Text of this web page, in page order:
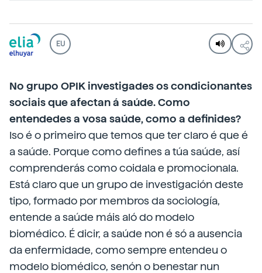
EU
No grupo OPIK investigades os condicionantes
sociais que afectan á saúde. Como
entendedes a vosa saúde, como a definides?
Iso é o primeiro que temos que ter claro é que é
a saúde. Porque como defines a túa saúde, así
comprenderás como coidala e promocionala.
Está claro que un grupo de investigación deste
tipo, formado por membros da sociología,
entende a saúde máis aló do modelo
biomédico. É dicir, a saúde non é só a ausencia
da enfermidade, como sempre entendeu o
modelo biomédico, senón o benestar nun